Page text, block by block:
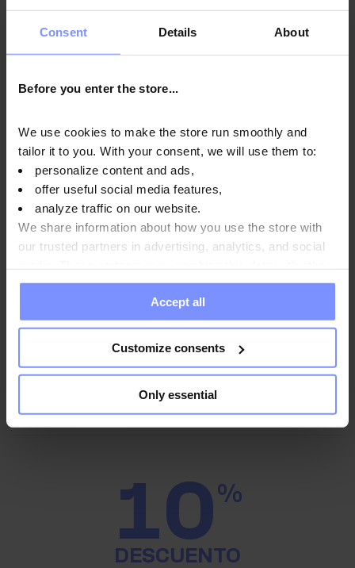
Consent Details About
Before you enter the store...
We use cookies to make the store run smoothly and
tailor it to you. With your consent, we will use them to:
personalize content and ads,
offer useful social media features,
analyze traffic on our website.
We share information about how you use the store with
our trusted partners in advertising, analytics, and social
information you have provided to them or that they have
collected when you use their services. Do you agree?
Accept all
Customize consents
Only essential
OstroVit Aroma alimentario en gotas 30 ml
Sabor:chocolate
Añadir a la cesta
Ha visto todos los productos
10%
DESCUENTO